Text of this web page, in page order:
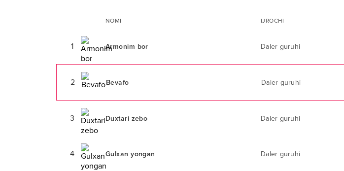
NOMI IJROCHI
1 Armonim bor Daler guruhi
2 Bevafo Daler guruhi
3 Duxtari zebo Daler guruhi
4 Gulxan yongan Daler guruhi